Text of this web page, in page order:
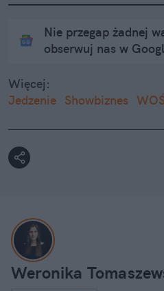
Nie przegap żadnej
obserwuj nas w
Więcej:
Jedzenie Showbiznes
Weronika